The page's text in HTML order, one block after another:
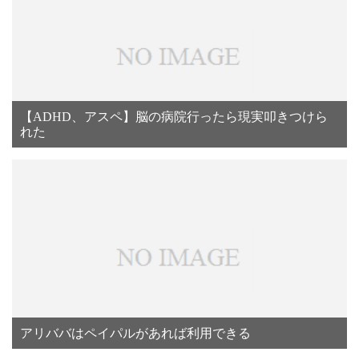
【ADHD、アスペ】脳の病院行ったら現実叩きつけら
れた
アリババはペイパルがあれば利用できる